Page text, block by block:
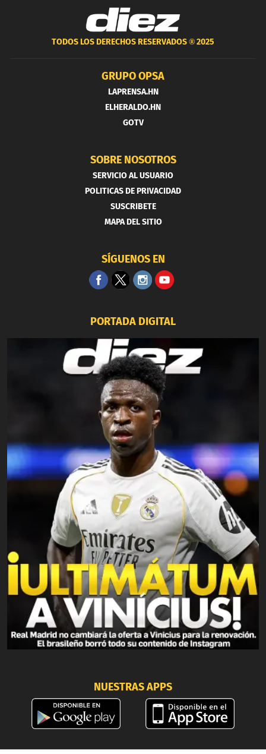
TODOS LOS DERECHOS RESERVADOS ®2025
GRUPO OPSA
LAPRENSA.HN
ELHERALDO.HN
GOTV
SOBRE NOSOTROS
SERVICIO AL USUARIO
POLITICAS DE PRIVACIDAD
SUSCRIBETE
MAPA DEL SITIO
SÍGUENOS EN
PORTADA DIGITAL
NUESTRAS APPS